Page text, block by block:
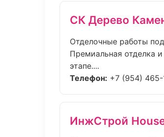
СК Дерево
Отделочные работы
Премиальная отделка
этапе....
Телефон: +7 (954) 465-
ИнжСтрой